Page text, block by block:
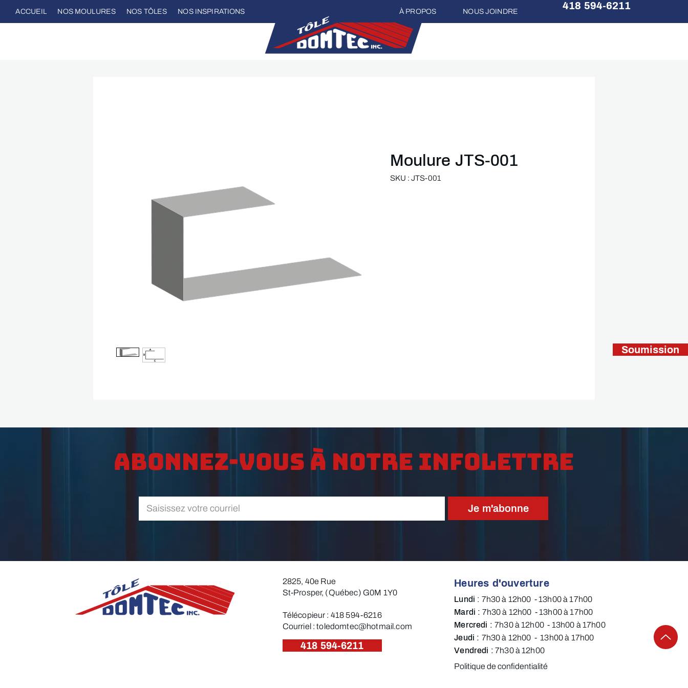
ACCUEIL NOS MOULURES NOS TÔLES NOS INSPIRATIONS À PROPOS NOUS JOINDRE
418 594-6211
Soumission
Moulure JTS-001
SKU : JTS-001
Abonnez-vous à notre infolettre
Je m'abonne
2825, 40e Rue
St-Prosper, (Québec) G0M 1Y0
Télécopieur : 418 594-6216​
Courriel :toledomtec@hotmail.com
418 594-6211
Heures d'ouverture
Lundi : 7h30 à 12h00 - 13h00 à 17h00​​​
Mardi : 7h30 à 12h00 - 13h00 à 17h00​
Mercredi :7h30 à 12h00 - 13h00 à 17h00​
Jeudi : 7h30 à 12h00 - 13h00 à 17h00
Vendredi​ : 7h30 à 12h00​​​​​
Politique de confidentialité